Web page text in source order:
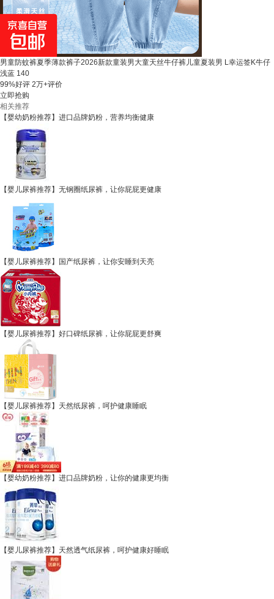
男童防蚊裤夏季薄款裤子2026新款童装男大童天丝牛仔裤儿童夏装男 L幸运签K牛仔
浅蓝 140
99%好评 2万+评价
立即抢购
相关推荐
【婴幼奶粉推荐】进口品牌奶粉，营养均衡健康
【婴儿尿裤推荐】无钢圈纸尿裤，让你屁屁更健康
【婴儿尿裤推荐】国产纸尿裤，让你安睡到天亮
【婴儿尿裤推荐】好口碑纸尿裤，让你屁屁更舒爽
【婴儿尿裤推荐】天然纸尿裤，呵护健康睡眠
【婴幼奶粉推荐】进口品牌奶粉，让你的健康更均衡
【婴儿尿裤推荐】天然透气纸尿裤，呵护健康好睡眠